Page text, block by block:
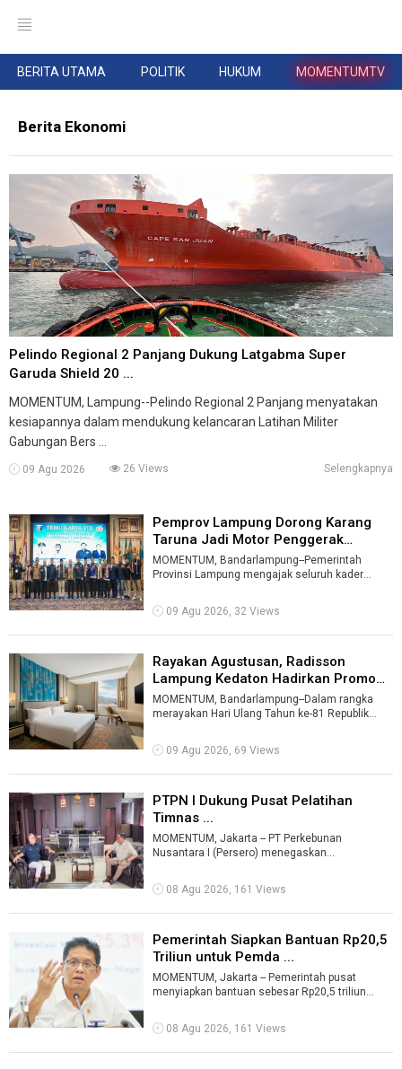
BERITA UTAMA POLITIK HUKUM MOMENTUMTV
Berita Ekonomi
Pelindo Regional 2 Panjang Dukung Latgabma Super
Garuda Shield 20 ...
MOMENTUM, Lampung--Pelindo Regional 2 Panjang menyatakan
kesiapannya dalam mendukung kelancaran Latihan Militer
Gabungan Bers ...
09 Agu 2026 26 Views Selengkapnya
Pemprov Lampung Dorong Karang
Taruna Jadi Motor Penggerak
Ekonomi ...
MOMENTUM, Bandarlampung--Pemerintah
Provinsi Lampung mengajak seluruh kader
ekono ...
09 Agu 2026, 32 Views
Rayakan Agustusan, Radisson
Lampung Kedaton Hadirkan Promo
17 Per ...
MOMENTUM, Bandarlampung--Dalam rangka
merayakan Hari Ulang Tahun ke-81 Republik
09 Agu 2026, 69 Views
PTPN I Dukung Pusat Pelatihan
Timnas ...
MOMENTUM, Jakarta -- PT Perkebunan
Nusantara I (Persero) menegaskan
sumber daya manusia Ind ...
08 Agu 2026, 161 Views
Pemerintah Siapkan Bantuan Rp20,5
Triliun untuk Pemda ...
MOMENTUM, Jakarta -- Pemerintah pusat
menyiapkan bantuan sebesar Rp20,5 triliun
tekana ...
08 Agu 2026, 161 Views